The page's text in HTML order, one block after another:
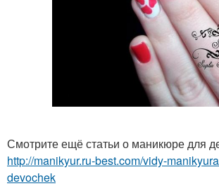
Смотрите ещё статьи о маникюре для
http://manikyur.ru-best.com/vidy-
devochek